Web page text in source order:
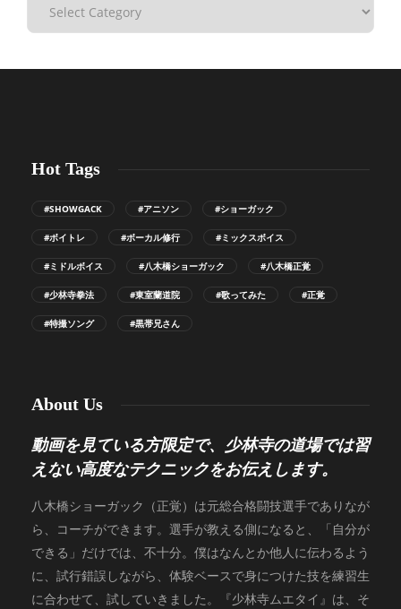
Hot Tags
#SHOWGACK #アニソン #ショーガック
#ボイトレ #ボーカル修行 #ミックスボイス
#ミドルボイス #八木橋ショーガック #八木橋正覚
#少林寺拳法 #東室蘭道院 #歌ってみた #正覚
#特撮ソング #黒帯兄さん
About Us
動画を見ている方限定で、少林寺の道場では習
えない高度なテクニックをお伝えします。
八木橋ショーガック（正覚）は元総合格闘技選手でありなが
ら、コーチができます。選手が教える側になると、「自分が
できる」だけでは、不十分。僕はなんとか他人に伝わるよう
に、試行錯誤しながら、体験ベースで身につけた技を練習生
に合わせて、試していきました。『少林寺ムエタイ』は、そ